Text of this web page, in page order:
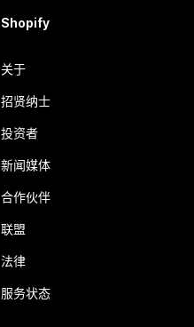
Shopify
关于
招贤纳士
投资者
新闻媒体
合作伙伴
联盟
法律
服务状态